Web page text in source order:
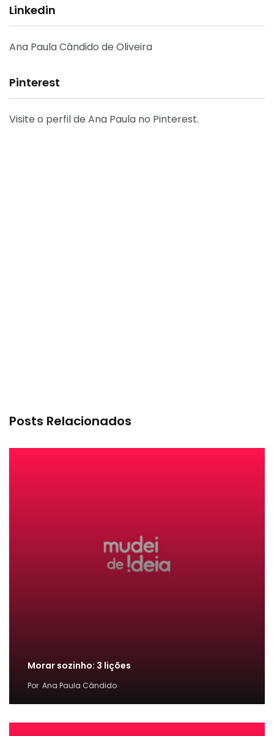
Linkedin
Ana Paula Cândido de Oliveira
Pinterest
Visite o perfil de Ana Paula no Pinterest.
Posts Relacionados
Morar sozinho: 3 lições
Por Ana Paula Cândido